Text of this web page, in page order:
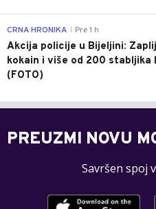
CRNA HRONIKA Pre 1 h
Akcija policije u Bijeljini:
kokain i više od 200 stabljika
(FOTO)
PREUZMI NOVU
Savršen spoj